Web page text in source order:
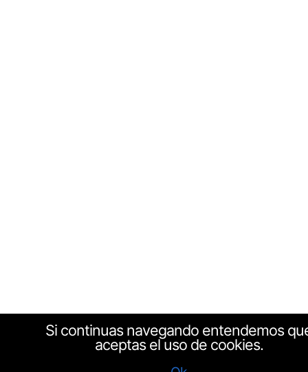
Si continuas navegando entendemos
aceptas el uso de cookies.